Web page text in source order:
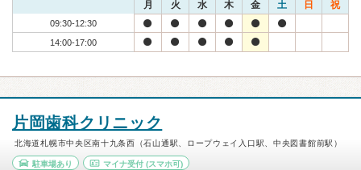
月 火 水 木 金 土 日 祝
09:30-12:30
14:00-17:00
片岡歯科クリニック
北海道札幌市中央区南十九条西（石山通駅、ロープウェイ入口駅、中央図書館前駅）
駐車場あり マイナ受付(スマホ可)